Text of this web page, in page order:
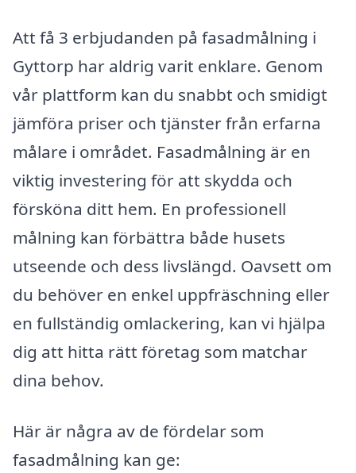
Att få 3 erbjudanden på fasadmålning i
Gyttorp har aldrig varit enklare. Genom
vår plattform kan du snabbt och smidigt
jämföra priser och tjänster från erfarna
målare i området. Fasadmålning är en
viktig investering för att skydda och
försköna ditt hem. En professionell
målning kan förbättra både husets
utseende och dess livslängd. Oavsett om
du behöver en enkel uppfräschning eller
en fullständig omlackering, kan vi hjälpa
dig att hitta rätt företag som matchar
dina behov.
Här är några av de fördelar som
fasadmålning kan ge: